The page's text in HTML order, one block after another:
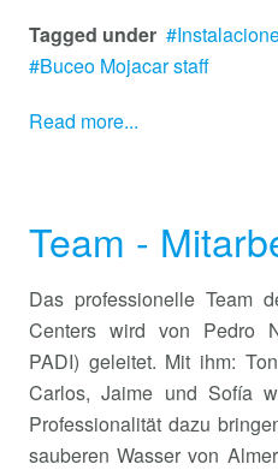
Tagged under
Buceo Mojacar staff
Read more...
Team -
Das professionelle Team
Centers wird von Pedro
PADI) geleitet. Mit ihm:
Carlos, Jaime und Sofía
Professionalität dazu
sauberen Wasser von